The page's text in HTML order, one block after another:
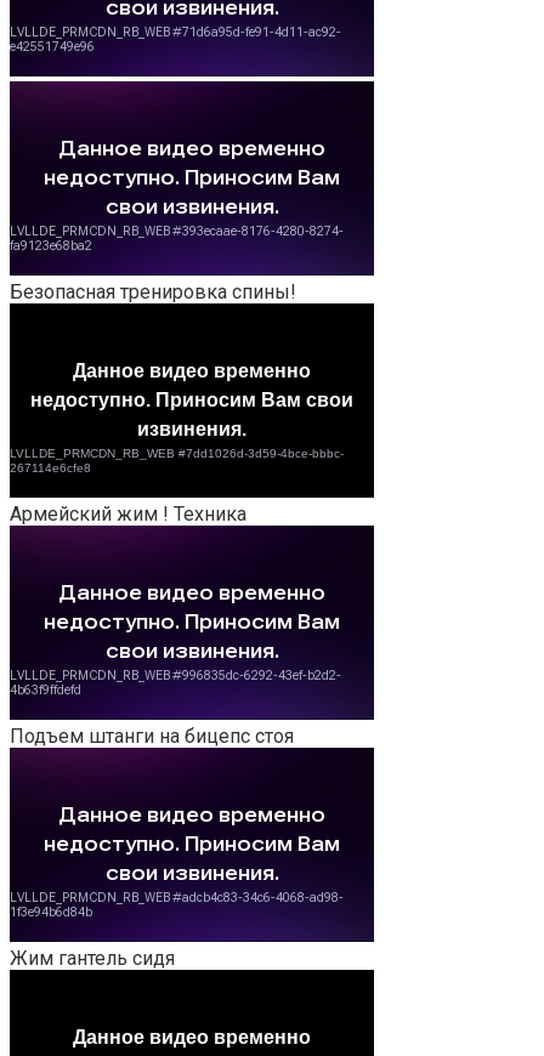
Безопасная тренировка спины!
Армейский жим ! Техника
Подъем штанги на бицепс стоя
Жим гантель сидя